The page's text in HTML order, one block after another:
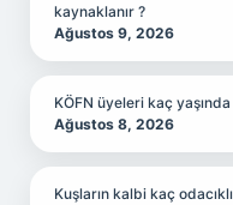
kaynaklanır ?
Ağustos 9, 2026
KÖFN üyeleri kaç yaşında
Ağustos 8, 2026
Kuşların kalbi kaç